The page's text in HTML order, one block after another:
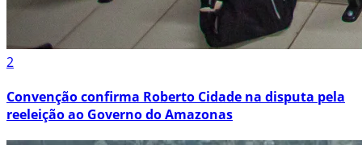
2
Convenção confirma Roberto Cidade na disputa pela
reeleição ao Governo do Amazonas